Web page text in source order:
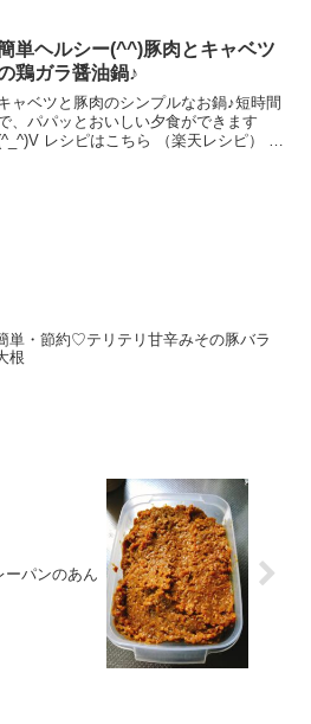
単ヘルシー(^^)豚肉とキャベツ
鶏ガラ醤油鍋♪
ャベツと豚肉のシンプルなお鍋♪短時間
、パパッとおいしい夕食ができます
レシピはこちら （楽天レシピ） 約
単・節約♡テリテリ甘辛みその豚バラ
根
ーパンのあん